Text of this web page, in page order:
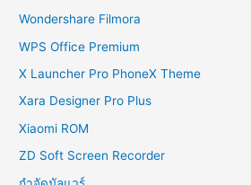
Wondershare Filmora
WPS Office Premium
X Launcher Pro PhoneX Theme
Xara Designer Pro Plus
Xiaomi ROM
ZD Soft Screen Recorder